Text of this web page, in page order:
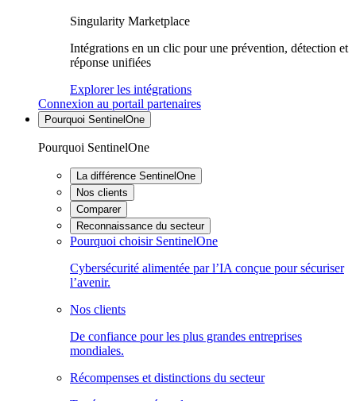
Singularity Marketplace
Intégrations en un clic pour une prévention, détection et
réponse unifiées
Explorer les intégrations
Connexion au portail partenaires
Pourquoi SentinelOne
Pourquoi SentinelOne
La différence SentinelOne
Nos clients
Comparer
Reconnaissance du secteur
Pourquoi choisir SentinelOne
Cybersécurité alimentée par l’IA conçue pour sécuriser
l’avenir.
Nos clients
De confiance pour les plus grandes entreprises
mondiales.
Récompenses et distinctions du secteur